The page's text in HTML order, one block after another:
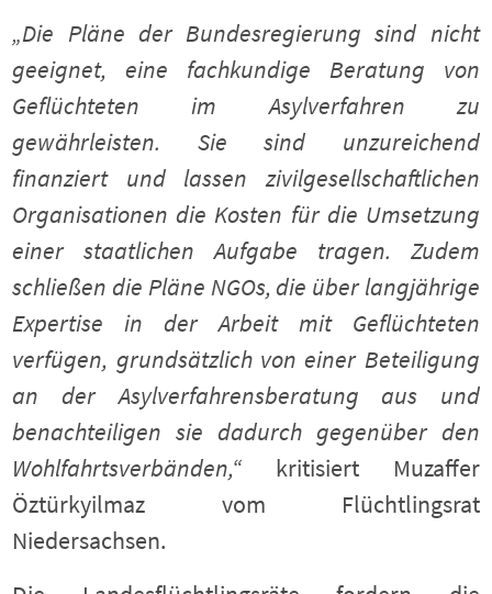
„Die Pläne der Bundesregierung sind nicht
geeignet, eine fachkundige Beratung von
Geflüchteten im Asylverfahren zu
gewährleisten. Sie sind unzureichend
finanziert und lassen zivilgesellschaftlichen
Organisationen die Kosten für die Umsetzung
einer staatlichen Aufgabe tragen. Zudem
schließen die Pläne NGOs, die über langjährige
Expertise in der Arbeit mit Geflüchteten
verfügen, grundsätzlich von einer Beteiligung
an der Asylverfahrensberatung aus und
benachteiligen sie dadurch gegenüber den
Wohlfahrtsverbänden,“ kritisiert Muzaffer
Öztürkyilmaz vom Flüchtlingsrat
Niedersachsen.